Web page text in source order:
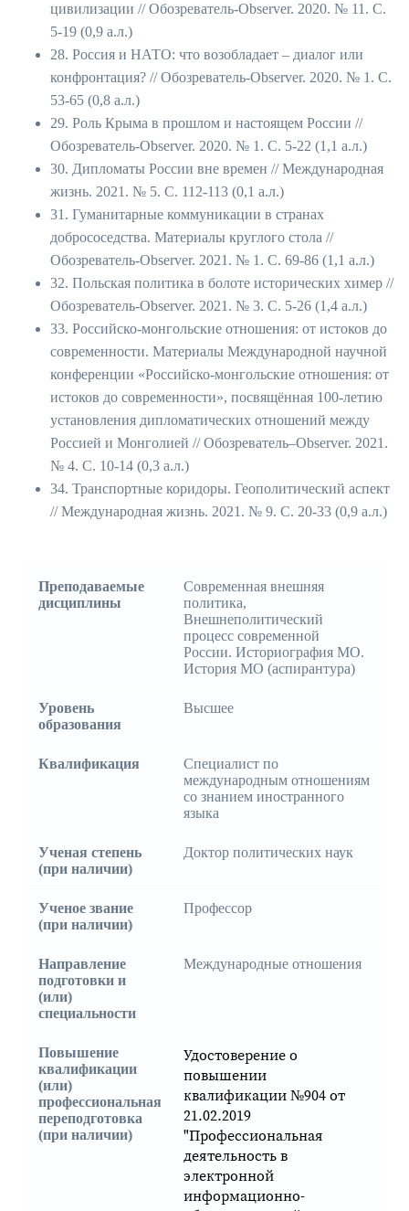
цивилизации // Обозреватель-Observer. 2020. № 11. С.
5-19 (0,9 а.л.)
28. Россия и НАТО: что возобладает – диалог или
конфронтация? // Обозреватель-Observer. 2020. № 1. С.
53-65 (0,8 а.л.)
29. Роль Крыма в прошлом и настоящем России //
Обозреватель-Observer. 2020. № 1. С. 5-22 (1,1 а.л.)
30. Дипломаты России вне времен // Международная
жизнь. 2021. № 5. С. 112-113 (0,1 а.л.)
31. Гуманитарные коммуникации в странах
добрососедства. Материалы круглого стола //
Обозреватель-Observer. 2021. № 1. С. 69-86 (1,1 а.л.)
32. Польская политика в болоте исторических химер //
Обозреватель-Observer. 2021. № 3. С. 5-26 (1,4 а.л.)
33. Российско-монгольские отношения: от истоков до
современности. Материалы Международной научной
конференции «Российско-монгольские отношения: от
истоков до современности», посвящённая 100-летию
установления дипломатических отношений между
Россией и Монголией // Обозреватель–Observer. 2021.
№ 4. С. 10-14 (0,3 а.л.)
34. Транспортные коридоры. Геополитический аспект
// Международная жизнь. 2021. № 9. С. 20-33 (0,9 а.л.)
Преподаваемые
дисциплины
Современная внешняя
политика,
Внешнеполитический
процесс современной
России. Историография МО.
История МО (аспирантура)
Уровень
образования
Высшее
Квалификация
Специалист по
международным отношениям
со знанием иностранного
языка
Ученая степень
(при наличии)
Доктор политических наук
Ученое звание
(при наличии)
Профессор
Направление
подготовки и
(или)
специальности
Международные отношения
Повышение
квалификации
(или)
профессиональная
переподготовка
(при наличии)
Удостоверение о
повышении
квалификации №904 от
21.02.2019
"Профессиональная
деятельность в
электронной
информационно-